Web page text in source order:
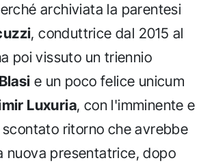
archiviata la parentesi
, conduttrice dal 2015 al
poi vissuto un triennio
e un poco felice unicum
Luxuria, con l'imminente e
ritorno che avrebbe
nuova presentatrice, dopo